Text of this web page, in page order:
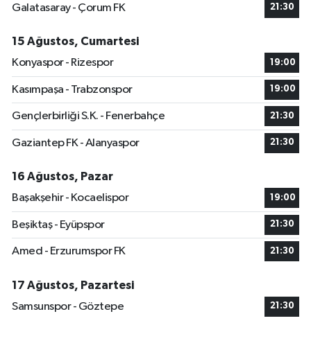
Galatasaray - Çorum FK
21:30
15 Ağustos, Cumartesi
Konyaspor - Rizespor
19:00
Kasımpaşa - Trabzonspor 19:00
Gençlerbirliği S.K. - Fenerbahçe 21:30
Gaziantep FK - Alanyaspor 21:30
16 Ağustos, Pazar
Başakşehir - Kocaelispor
19:00
Beşiktaş - Eyüpspor 21:30
Amed - Erzurumspor FK 21:30
17 Ağustos, Pazartesi
Samsunspor - Göztepe
21:30